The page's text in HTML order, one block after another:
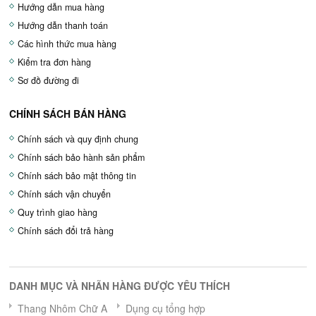
Hướng dẫn mua hàng
Hướng dẫn thanh toán
Các hình thức mua hàng
Kiểm tra đơn hàng
Sơ đồ đường đi
CHÍNH SÁCH BÁN HÀNG
Chính sách và quy định chung
Chính sách bảo hành sản phẩm
Chính sách bảo mật thông tin
Chính sách vận chuyển
Quy trình giao hàng
Chính sách đổi trả hàng
DANH MỤC VÀ NHÃN HÀNG ĐƯỢC YÊU THÍCH
Thang Nhôm Chữ A
Dụng cụ tổng hợp